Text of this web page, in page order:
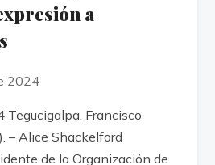
a
2024
Francisco
– Alice Shackelford
de la Organización de